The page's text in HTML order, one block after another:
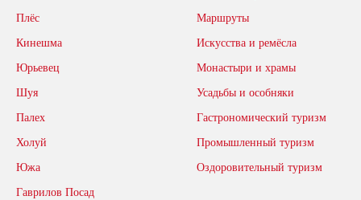
Плёс
Кинешма
Юрьевец
Шуя
Палех
Холуй
Южа
Гаврилов Посад
Маршруты
Искусства и ремёсла
Монастыри и храмы
Усадьбы и особняки
Гастрономический туризм
Промышленный туризм
Оздоровительный туризм